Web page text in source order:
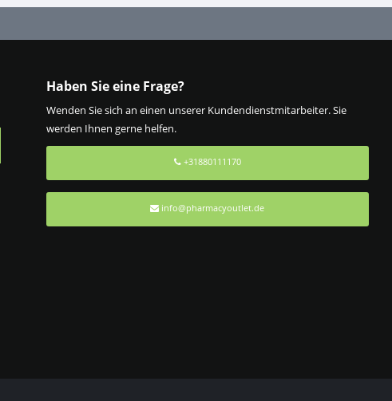
Haben Sie eine Frage?
Wenden Sie sich an einen unserer Kundendienstmitarbeiter. Sie
werden Ihnen gerne helfen.
+31880111170
info@pharmacyoutlet.de